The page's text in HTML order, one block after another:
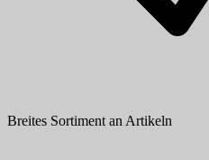
Breites Sortiment an Artikeln